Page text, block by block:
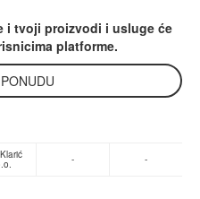
i tvoji proizvodi i usluge će
platforme.
- -